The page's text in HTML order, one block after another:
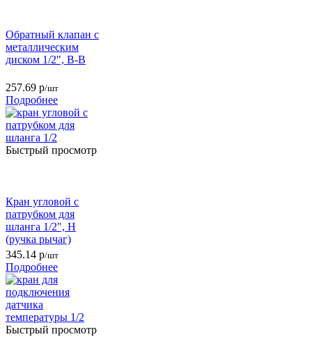
Обратный клапан с
металлическим
диском 1/2", В-В
257.69 р/шт
Подробнее
Быстрый просмотр
Кран угловой с
патрубком для
шланга 1/2", Н
(ручка рычаг)
345.14 р/шт
Подробнее
Быстрый просмотр